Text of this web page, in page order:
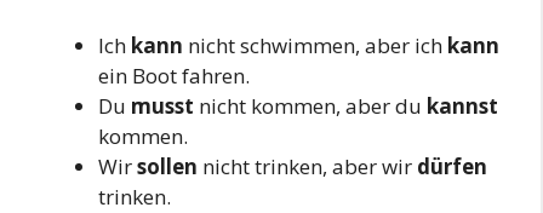
Ich kann nicht schwimmen, aber ich kann
ein Boot fahren.
Du musst nicht kommen, aber du kannst
kommen.
Wirsollen nicht trinken, aber wir dürfen
trinken.